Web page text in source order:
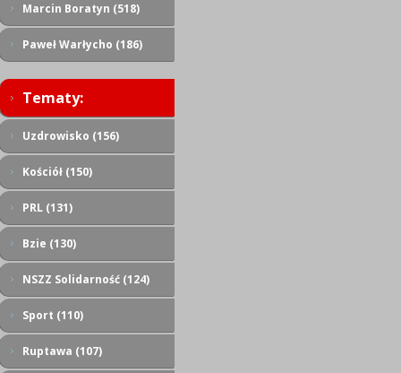
Marcin Boratyn (518)
Paweł Warłycho (186)
Tematy:
Uzdrowisko (156)
Kościół (150)
PRL (131)
Bzie (130)
NSZZ Solidarność (124)
Sport (110)
Ruptawa (107)